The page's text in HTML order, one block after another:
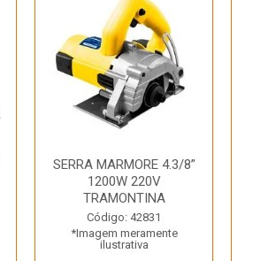
SERRA MARMORE 4.3/8”
1200W 220V
TRAMONTINA
Código: 42831
*Imagem meramente
ilustrativa